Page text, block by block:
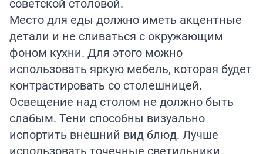
Место для еды должно иметь акцентные
детали и не сливаться с окружающим
фоном кухни. Для этого можно
использовать яркую мебель, которая будет
контрастировать со столешницей.
Освещение над столом не должно быть
слабым. Тени способны визуально
испортить внешний вид блюд. Лучше
использовать точечные светильники,